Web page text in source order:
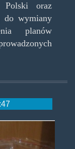
Polski oraz
do wymiany
planów